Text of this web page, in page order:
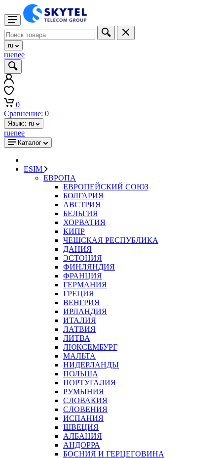
ru
ruenee
0
Сравнение: 0
Язык:: ru
ruenee
Каталог
ESIM
ЕВРОПА
ЕВРОПЕЙСКИЙ СОЮЗ
БОЛГАРИЯ
АВСТРИЯ
БЕЛЬГИЯ
ХОРВАТИЯ
КИПР
ЧЕШСКАЯ РЕСПУБЛИКА
ДАНИЯ
ЭСТОНИЯ
ФИНЛЯНДИЯ
ФРАНЦИЯ
ГЕРМАНИЯ
ГРЕЦИЯ
ВЕНГРИЯ
ИРЛАНДИЯ
ИТАЛИЯ
ЛАТВИЯ
ЛИТВА
ЛЮКСЕМБУРГ
МАЛЬТА
НИДЕРЛАНДЫ
ПОЛЬША
ПОРТУГАЛИЯ
РУМЫНИЯ
СЛОВАКИЯ
СЛОВЕНИЯ
ИСПАНИЯ
ШВЕЦИЯ
АЛБАНИЯ
АНДОРРА
БОСНИЯ И ГЕРЦЕГОВИНА